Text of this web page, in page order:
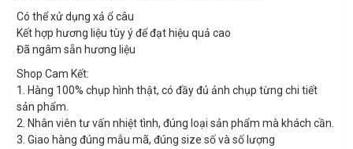
Có thể xử dụng xả ổ câu
Kết hợp hương liệu tùy ý để đạt hiệu quả cao
Đã ngâm sẵn hương liệu
Shop Cam Kết:
1. Hàng 100% chụp hình thật, có đầy đủ ảnh chụp từng chi tiết
sản phẩm.
2. Nhân viên tư vấn nhiệt tình, đúng loại sản phẩm mà khách cần.
3. Giao hàng đúng mẫu mã, đúng size số và số lượng